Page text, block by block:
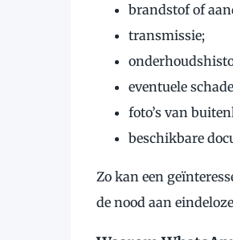
brandstof of
transmissie;
eventuele
foto’s van
beschikbare
Zo kan een
de nood aan